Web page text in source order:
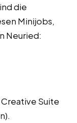
die
Minijobs,
Neuried:
Suite